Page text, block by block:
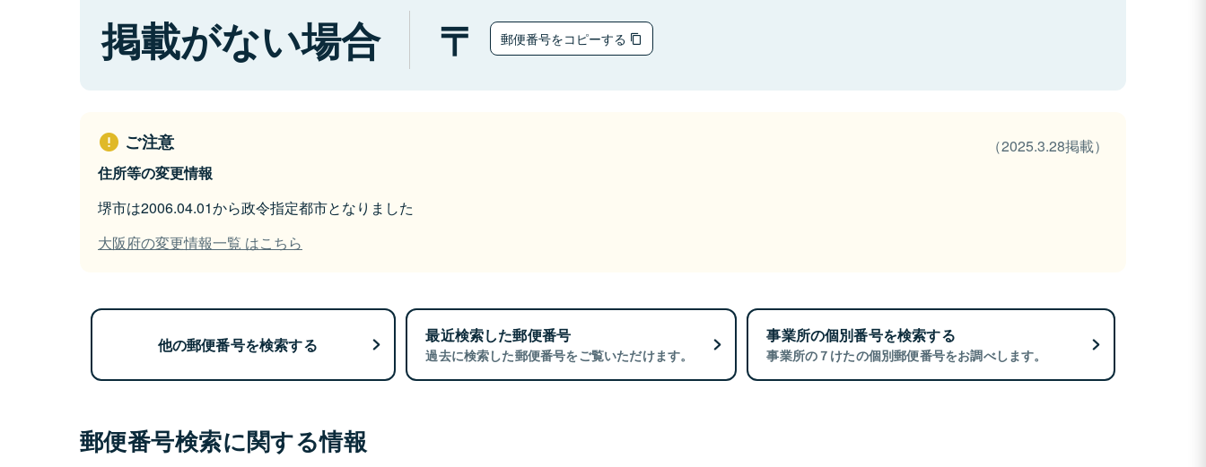
掲載がない場合 郵便番号をコピーする
ご注意
（2025.3.28掲載）
住所等の変更情報
堺市は2006.04.01から政令指定都市となりました
大阪府の変更情報一覧 はこちら
他の郵便番号を検索する 最近検索した郵便番号
過去に検索した郵便番号をご覧いただけます。
事業所の個別番号を検索する
事業所の７けたの個別郵便番号をお調べします。
郵便番号検索に関する情報